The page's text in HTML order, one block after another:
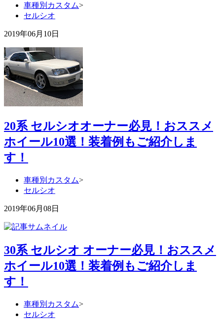
車種別カスタム>
セルシオ
2019年06月10日
20系 セルシオオーナー必見！おススメ
ホイール10選！装着例もご紹介しま
す！
車種別カスタム>
セルシオ
2019年06月08日
30系 セルシオ オーナー必見！おススメ
ホイール10選！装着例もご紹介しま
す！
車種別カスタム>
セルシオ